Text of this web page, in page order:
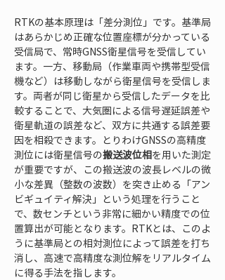
RTKの基本原理は「差分測位」です。基準局
はあらかじめ正確な位置座標が分かっている
受信局で、常時GNSS衛星信号を受信してい
ます。一方、移動局（作業車両や携帯型受信
機など）は移動しながら衛星信号を受信しま
す。両者が同じ衛星から受信したデータを比
較することで、大気圏による信号遅延誤差や
衛星軌道の誤差など、双方に共通する誤差要
因を相殺できます。とりわけGNSSの高精度
測位には衛星信号の搬送波位相を用いた測定
が重要ですが、この搬送波の波長レベルの微
小な差異（整数の波数）を突き止める「アン
ビギュイティ解決」という処理を行うこと
で、数センチという非常に細かい精度での位
置算出が可能となります。RTKとは、このよ
うに基準局との相対測位によって誤差を打ち
消し、高速で高精度な測位解をリアルタイム
に得る手法を指します。